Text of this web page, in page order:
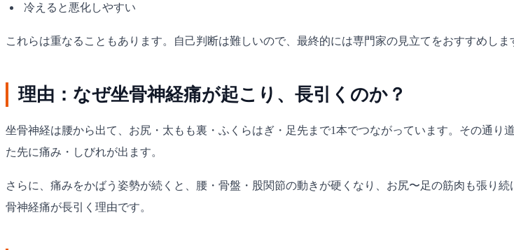
冷えると悪化しやすい
これらは重なることもあります。自己判断は難しいので、最終的には専門家の見立てをおすすめしま
理由：なぜ坐骨神経痛が起こり、長引くのか？
坐骨神経は腰から出て、お尻・太もも裏・ふくらはぎ・足先まで1本でつながっています。その通
た先に痛み・しびれが出ます。
さらに、痛みをかばう姿勢が続くと、腰・骨盤・股関節の動きが硬くなり、お尻〜足の筋肉も張
骨神経痛が長引く理由です。